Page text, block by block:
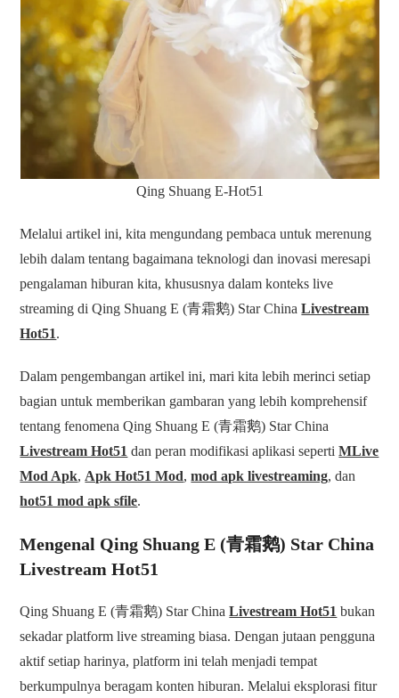
Qing Shuang E-Hot51
Melalui artikel ini, kita mengundang pembaca untuk merenung
lebih dalam tentang bagaimana teknologi dan inovasi meresapi
pengalaman hiburan kita, khususnya dalam konteks live
streaming di Qing Shuang E (青霜鹅) Star ChinaLivestream
Hot51.
Dalam pengembangan artikel ini, mari kita lebih merinci setiap
bagian untuk memberikan gambaran yang lebih komprehensif
tentang fenomena Qing Shuang E (青霜鹅) Star China
Livestream Hot51 dan peran modifikasi aplikasi sepertiMLive
Mod Apk, Apk Hot51 Mod,mod apk livestreaming, dan
hot51 mod apk sfile.
Mengenal Qing Shuang E (青霜鹅) Star China
Livestream Hot51
Qing Shuang E (青霜鹅) Star ChinaLivestream Hot51 bukan
sekadar platform live streaming biasa. Dengan jutaan pengguna
aktif setiap harinya, platform ini telah menjadi tempat
berkumpulnya beragam konten hiburan. Melalui eksplorasi fitur